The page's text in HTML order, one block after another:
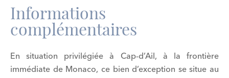
Informations
complémentaires
En situation privilégiée à Cap-d’Ail, à la frontière
immédiate de Monaco, ce bien d’exception se situe au